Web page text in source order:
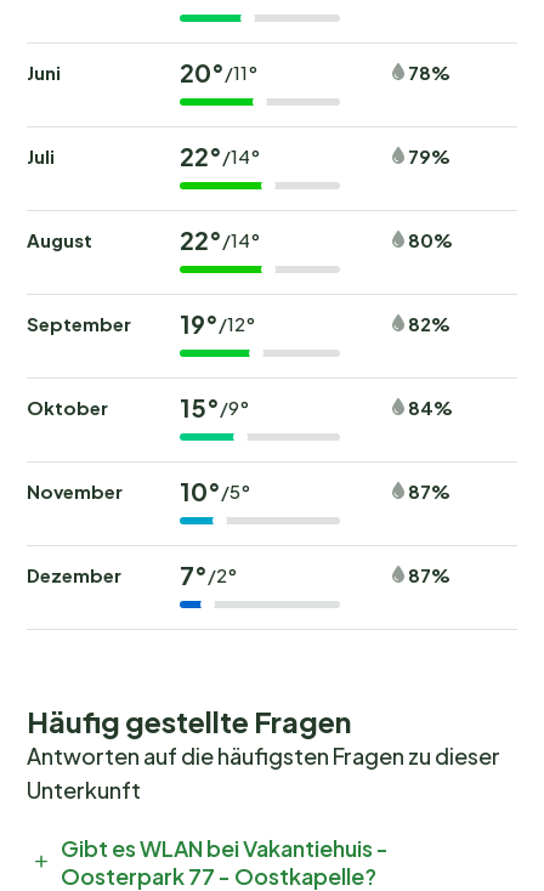
Juni 20°/11° 78%
Juli 22°/14° 79%
August 22°/14° 80%
September 19°/12° 82%
Oktober 15°/9° 84%
November 10°/5° 87%
Dezember 7°/2° 87%
Häufig gestellte Fragen
Antworten auf die häufigsten Fragen zu dieser
Unterkunft
Gibt es WLAN bei Vakantiehuis -
Oosterpark 77 - Oostkapelle?